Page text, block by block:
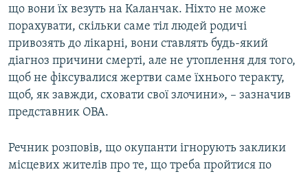
що вони їх везуть на Каланчак. Ніхто не може
порахувати, скільки саме тіл людей родичі
привозять до лікарні, вони ставлять будь-який
діагноз причини смерті, але не утоплення для того,
щоб не фіксувалися жертви саме їхнього теракту,
щоб, як завжди, сховати свої злочини», – зазначив
представник ОВА.
Речник розповів, що окупанти ігнорують заклики
місцевих жителів про те, що треба пройтися по